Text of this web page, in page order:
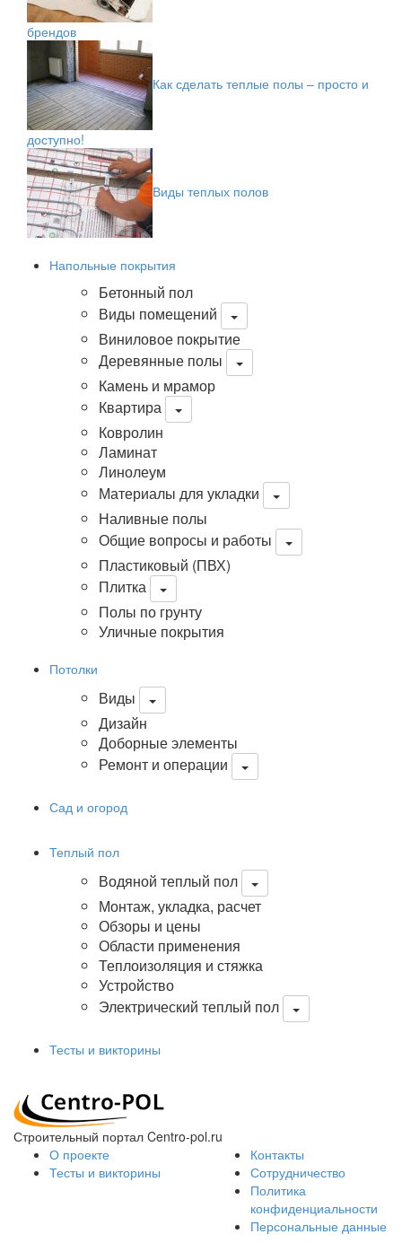
брендов
Как сделать теплые полы – просто и
доступно!
Виды теплых полов
Напольные покрытия
Бетонный пол
Виды помещений
Виниловое покрытие
Деревянные полы
Камень и мрамор
Квартира
Ковролин
Ламинат
Линолеум
Материалы для укладки
Наливные полы
Общие вопросы и работы
Пластиковый (ПВХ)
Плитка
Полы по грунту
Уличные покрытия
Потолки
Виды
Дизайн
Доборные элементы
Ремонт и операции
Сад и огород
Теплый пол
Водяной теплый пол
Монтаж, укладка, расчет
Обзоры и цены
Области применения
Теплоизоляция и стяжка
Устройство
Электрический теплый пол
Тесты и викторины
Строительный портал Centro-pol.ru
О проекте
Тесты и викторины
Контакты
Сотрудничество
Политика
конфиденциальности
Персональные данные